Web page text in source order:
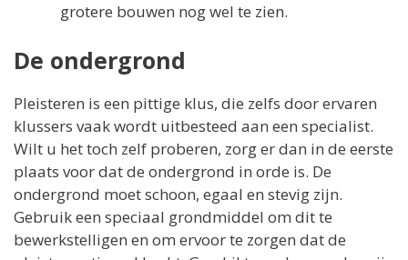
grotere bouwen nog wel te zien.
De ondergrond
Pleisteren is een pittige klus, die zelfs door ervaren
klussers vaak wordt uitbesteed aan een specialist.
Wilt u het toch zelf proberen, zorg er dan in de eerste
plaats voor dat de ondergrond in orde is. De
ondergrond moet schoon, egaal en stevig zijn.
Gebruik een speciaal grondmiddel om dit te
bewerkstelligen en om ervoor te zorgen dat de